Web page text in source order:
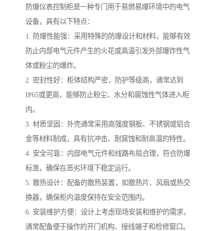
防爆仪表控制柜是一种专门用于易燃易爆环境中的电气
设备，具有以下特点：
1. 防爆性能强：采用特殊的防爆设计和材料，能够有效
防止内部电气元件产生的火花或高温引发外部爆炸性气
体或粉尘的爆炸。
2. 密封性好：柜体结构严密，防护等级高，通常达到
IP65或更高，能够防止粉尘、水分和腐蚀性气体进入柜
内。
3. 材质坚固：外壳通常采用高强度钢板、不锈钢或铝合
金等材料制成，具有抗冲击、耐腐蚀和耐高温的特性。
4. 安全可靠：内部电气元件和线路布局合理，符合防爆
标准，确保在恶劣环境下稳定运行。
5. 散热设计：配备的散热装置，如散热片、风扇或热交
换器，确保柜内温度保持在安全范围内。
6. 安装维护方便：设计上考虑现场安装和维护的需求，
通常配备便于操作的开门机构、接线端子和检修窗口。